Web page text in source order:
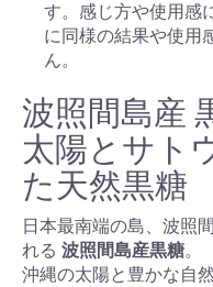
す。感じ方や使用感
に同様の結果や使用
ん。
波照間島産
太陽とサト
た天然黒糖
日本最南端の島、波照
れる 波照間島産黒糖。
沖縄の太陽と豊かな自